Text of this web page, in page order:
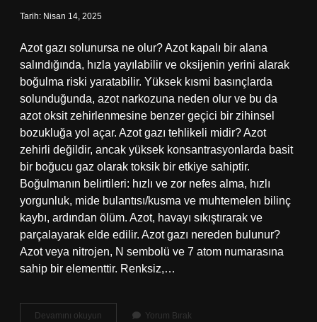
Tarih: Nisan 14, 2025
Azot gazı solunursa ne olur? Azot kapalı bir alana
salındığında, hızla yayılabilir ve oksijenin yerini alarak
boğulma riski yaratabilir. Yüksek kısmi basınçlarda
solunduğunda, azot narkozuna neden olur ve bu da
azot oksit zehirlenmesine benzer geçici bir zihinsel
bozukluğa yol açar. Azot gazı tehlikeli midir? Azot
zehirli değildir, ancak yüksek konsantrasyonlarda basit
bir boğucu gaz olarak toksik bir etkiye sahiptir.
Boğulmanın belirtileri: hızlı ve zor nefes alma, hızlı
yorgunluk, mide bulantısı/kusma ve muhtemelen bilinç
kaybı, ardından ölüm. Azot, havayı sıkıştırarak ve
parçalayarak elde edilir. Azot gazı nereden bulunur?
Azot veya nitrojen, N sembolü ve 7 atom numarasına
sahip bir elementtir. Renksiz,…
Devamını okuyun Yorum Bırak